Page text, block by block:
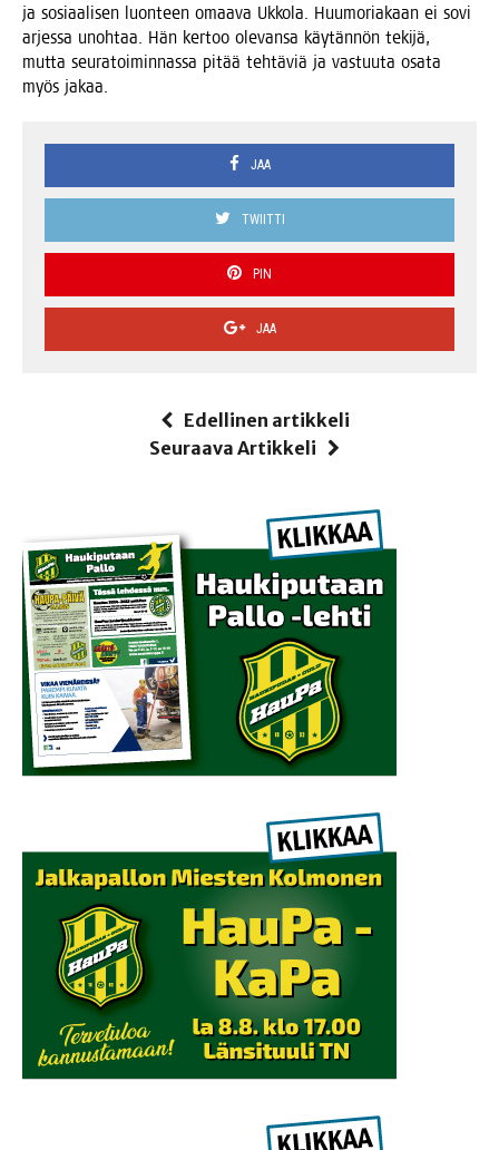
ja sosi­aa­li­sen luon­teen omaa­va Ukko­la. Huu­mo­ria­kaan ei sovi
arjes­sa unoh­taa. Hän ker­too ole­van­sa käy­tän­nön teki­jä,
mut­ta seu­ra­toi­min­nas­sa pitää teh­tä­viä ja vas­tuu­ta osa­ta
myös jakaa.
JAA
TWIITTI
PIN
JAA
Edellinen artikkeli
Seuraava Artikkeli